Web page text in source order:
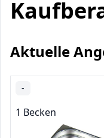
Aktuelle
-
1 Becken